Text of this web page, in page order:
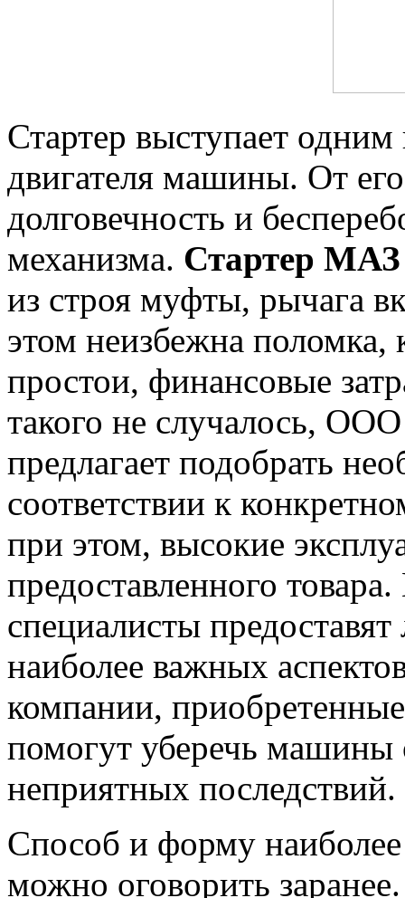
Стартер выступает
двигателя машины. От
долговечность и
механизма. Стартер МАЗ
из строя муфты, рычага
этом неизбежна поломка,
простои, финансовые
такого не случалось,
предлагает подобрать
соответствии к
при этом, высокие
предоставленного
специалисты
наиболее важных
компании,
помогут уберечь машины
неприятных последствий.
Способ и форму
можно оговорить